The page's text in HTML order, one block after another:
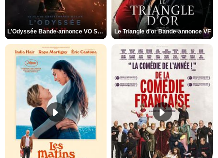
L'Odyssée Bande-annonce VO STFR Le Triangle d'or Bande-annonce VF